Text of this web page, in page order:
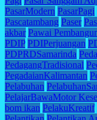
PasarModern PasarPagi
Pascatambang Paser
akbar Pawai
PDIP PDIPerjuangan
PDPRDSamarinda
PedagangTradisional
PegadaianKalimantan
Pelabuhan
PelajarBawaMotor
bom ikan PelakuKreatif